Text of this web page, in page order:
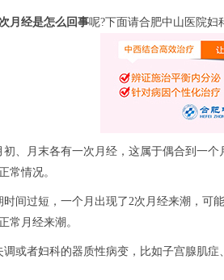
月经是怎么回事呢?下面请合肥中山医院妇
月末各有一次月经，这属于偶合到一个
常情况。
过短，一个月出现了2次月经来潮，可
常月经来潮。
者妇科的器质性病变，比如子宫腺肌症